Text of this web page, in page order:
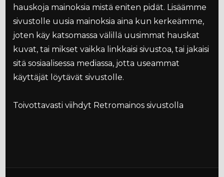
hauskoja mainoksia mistä eniten pidät. Lisäämme
sivustolle uusia mainoksia aina kun kerkeämme,
joten käy katsomassa välillä uusimmat hauskat
kuvat, tai mikset vaikka linkkaisi sivustoa, tai jakaisi
sitä sosiaalisessa mediassa, jotta useammat
käyttäjät löytävät sivustolle.
Toivottavasti viihdyt Retromainos sivustolla